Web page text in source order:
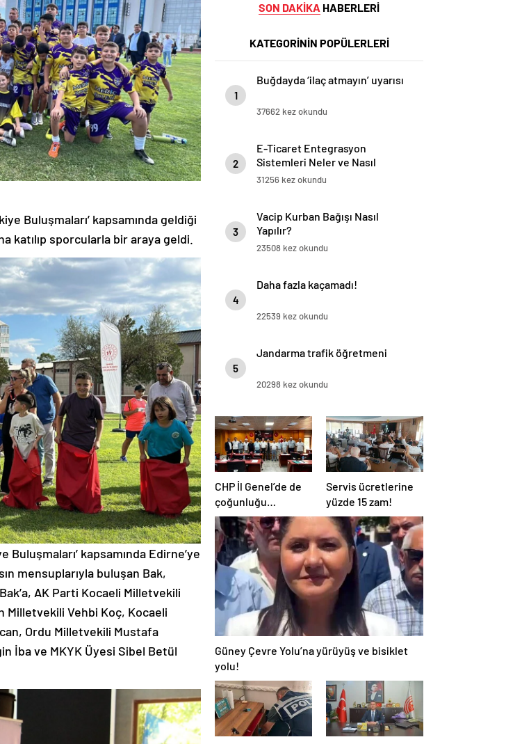
Buluşmaları’ kapsamında geldiği
katılıp sporcularla bir araya geldi.
Buluşmaları’ kapsamında Edirne’ye
mensuplarıyla buluşan Bak,
AK Parti Kocaeli Milletvekili
Milletvekili Vehbi Koç, Kocaeli
Ordu Milletvekili Mustafa
İba ve MKYK Üyesi Sibel Betül
SON DAKİKA HABERLERİ
KATEGORİNİN POPÜLERLERİ
1
Buğdayda ‘ilaç atmayın’ uyarısı
37662 kez okundu
2
E-Ticaret Entegrasyon
Sistemleri Neler ve Nasıl
Yapılır?
31256 kez okundu
3
Vacip Kurban Bağışı Nasıl
Yapılır?
23508 kez okundu
4
Daha fazla kaçamadı!
22539 kez okundu
5
Jandarma trafik öğretmeni
20298 kez okundu
CHP İl Genel’de de
çoğunluğu
kaybetti!
Servis ücretlerine
yüzde 15 zam!
Güney Çevre Yolu’na yürüyüş ve bisiklet
yolu!